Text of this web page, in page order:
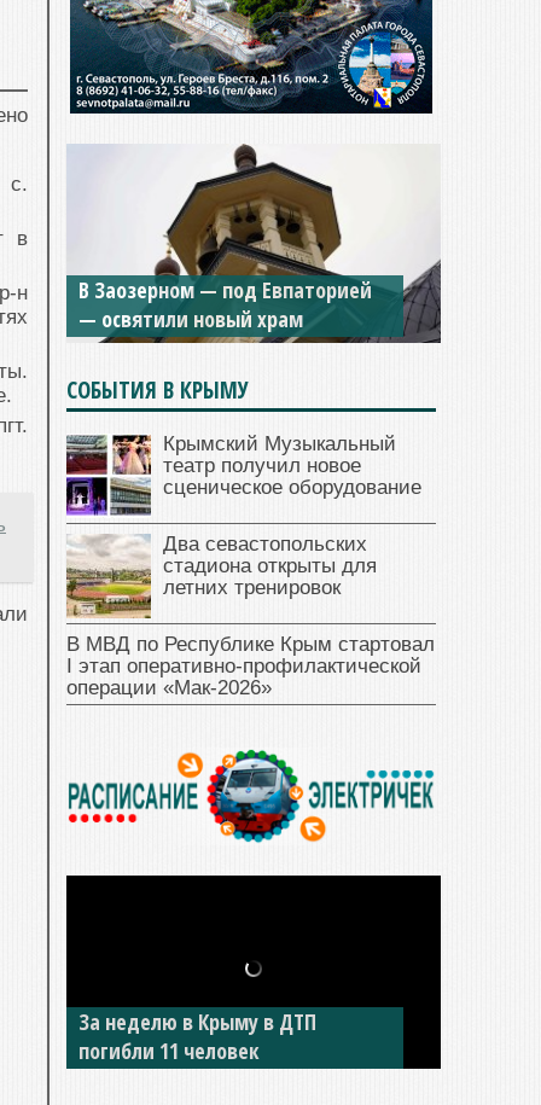
с.
в
н
В Заозерном — под Евпаторией
— освятили новый храм
СОБЫТИЯ В КРЫМУ
Крымский Музыкальный
театр получил новое
сценическое оборудование
Два севастопольских
стадиона открыты для
летних тренировок
В МВД по Республике Крым стартовал
I этап оперативно‑профилактической
операции «Мак‑2026»
За неделю в Крыму в ДТП
погибли 11 человек